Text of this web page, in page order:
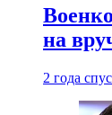
на
2 года